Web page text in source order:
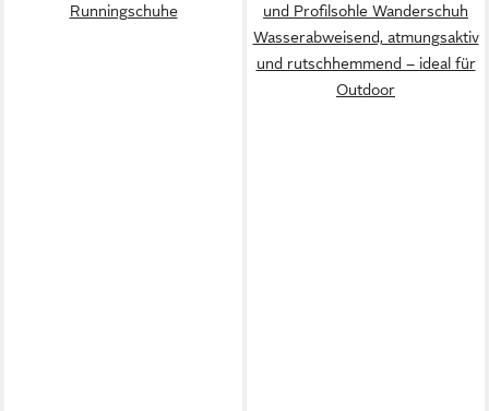
Runningschuhe
und Profilsohle Wanderschuh
Wasserabweisend, atmungsaktiv
und rutschhemmend – ideal für
Outdoor